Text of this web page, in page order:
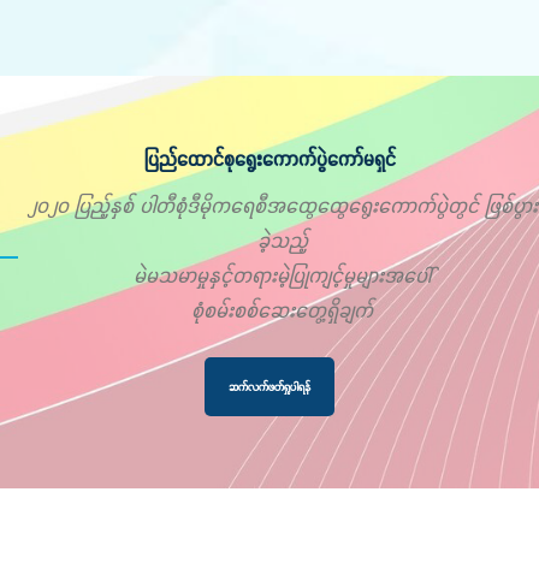
ပြည်ထောင်စုရွေးကောက်ပွဲကော်မရှင်
၂၀၂၀ ပြည့်နှစ် ပါတီစုံဒီမိုကရေစီအထွေထွေရွေးကောက်ပွဲတွင် ဖြစ်ပွား
ခဲ့သည့်
မဲမသမာမှုနှင့်တရားမဲ့ပြုကျင့်မှုများအပေါ်
စုံစမ်းစစ်ဆေးတွေ့ရှိချက်
ဆက်လက်ဖတ်ရှုပါရန်